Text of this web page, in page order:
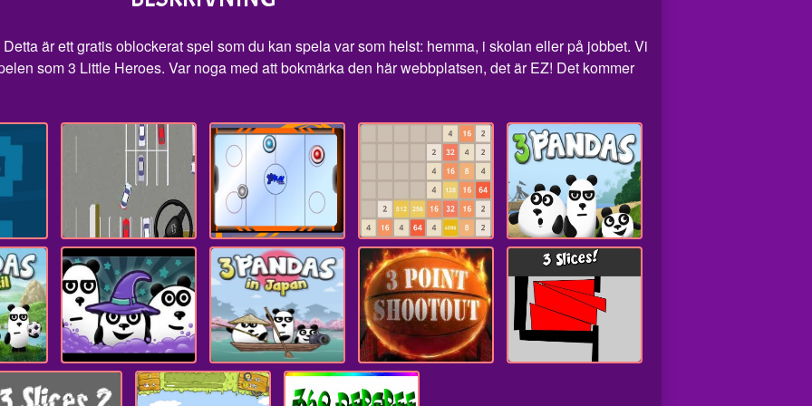
är ett gratis oblockerat spel som du kan spela var som helst: hemma, i skolan eller på jobbet. Vi
som 3 Little Heroes. Var noga med att bokmärka den här webbplatsen, det är EZ! Det kommer